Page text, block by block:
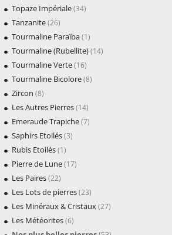
Topaze Impériale(34)
Tanzanite(26)
Tourmaline Paraïba(1)
Tourmaline (Rubellite)(14)
Tourmaline Verte(16)
Tourmaline Bicolore(8)
Zircon (8)
Les Autres Pierres(14)
Emeraude Trapiche(7)
Saphirs Etoilés(3)
Rubis Etoilés(1)
Pierre de Lune(17)
Les Paires(22)
Les Lots de pierres(23)
Les Minéraux & Cristaux(27)
Les Météorites(6)